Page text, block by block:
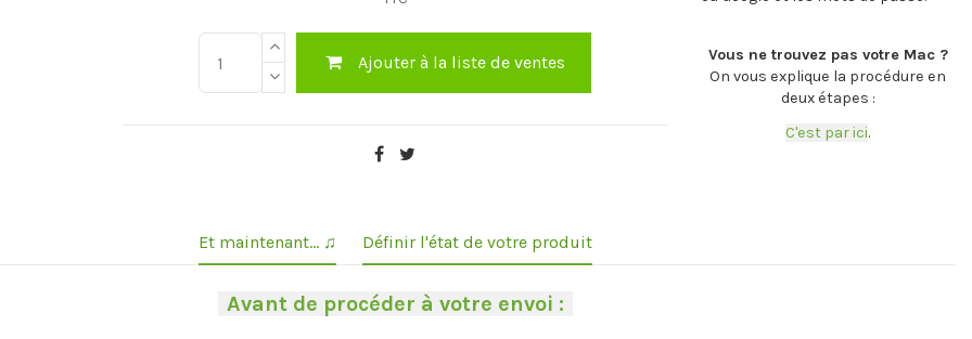
Ajouter à la liste de ventes
Vous ne trouvez pas votre Mac ?
On vous explique la procédure en
deux étapes :
C'est par ici.
Et maintenant... ♫ Définir l'état de votre produit
Avant de procéder à votre envoi :